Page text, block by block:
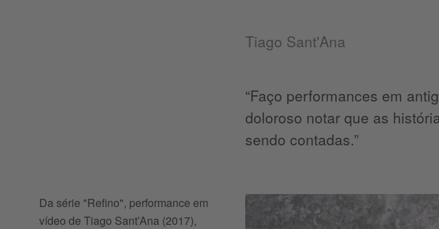
Tiago Sant'Ana
“Faço performances em
doloroso notar que as
sendo contadas.”
Da série "Refino", performance em
vídeo de Tiago Sant’Ana (2017),